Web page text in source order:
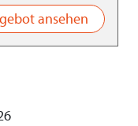
ansehen